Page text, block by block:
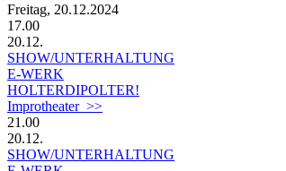
Freitag, 20.12.2024
17.00
20.12.
SHOW/UNTERHALTUNG
E-WERK
HOLTERDIPOLTER!
Improtheater >>
21.00
20.12.
SHOW/UNTERHALTUNG